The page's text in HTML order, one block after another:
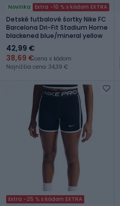
Novinka Extra -10 % s kódom EXTRA
Detské futbalové šortky Nike FC
Barcelona Dri-Fit Stadium Home
blackened blue/mineral yellow
42,99 €
38,69 €cena s kódom
Najnižšia cena: 34,39 €
Extra -25 % s kódom EXTRA